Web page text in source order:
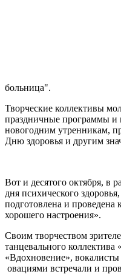
больница".
Творческие коллективы
праздничные программы и
новогодним утренникам,
Дню здоровья и другим
Вот и десятого октября, в
дня психического
подготовлена и проведена
хорошего настроения».
Своим творчеством
танцевального
«Вдохновение»,
овациями встречали и